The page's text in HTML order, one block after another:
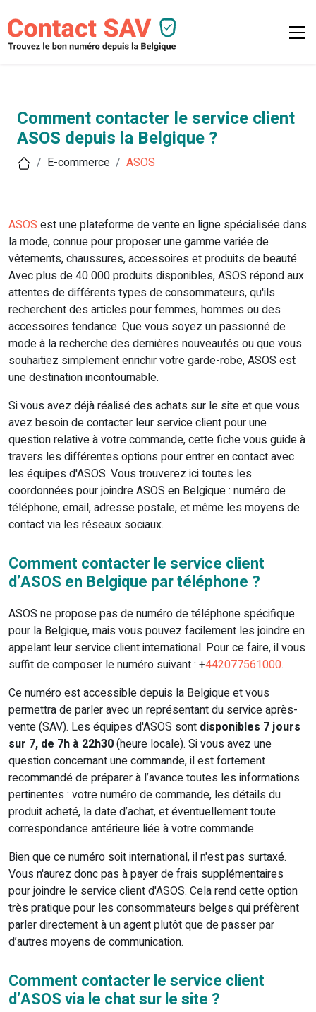
Comment contacter le service client
ASOS depuis la Belgique ?
E-commerce ASOS
ASOS est une plateforme de vente en ligne spécialisée dans
la mode, connue pour proposer une gamme variée de
vêtements, chaussures, accessoires et produits de beauté.
Avec plus de 40 000 produits disponibles, ASOS répond aux
attentes de différents types de consommateurs, qu'ils
recherchent des articles pour femmes, hommes ou des
accessoires tendance. Que vous soyez un passionné de
mode à la recherche des dernières nouveautés ou que vous
souhaitiez simplement enrichir votre garde-robe, ASOS est
une destination incontournable.
Si vous avez déjà réalisé des achats sur le site et que vous
avez besoin de contacter leur service client pour une
question relative à votre commande, cette fiche vous guide à
travers les différentes options pour entrer en contact avec
les équipes d'ASOS. Vous trouverez ici toutes les
coordonnées pour joindre ASOS en Belgique : numéro de
téléphone, email, adresse postale, et même les moyens de
contact via les réseaux sociaux.
Comment contacter le service client
d’ASOS en Belgique par téléphone ?
ASOS ne propose pas de numéro de téléphone spécifique
pour la Belgique, mais vous pouvez facilement les joindre en
appelant leur service client international. Pour ce faire, il vous
suffit de composer le numéro suivant : +442077561000.
Ce numéro est accessible depuis la Belgique et vous
permettra de parler avec un représentant du service après-
vente (SAV). Les équipes d'ASOS sont disponibles 7 jours
sur 7, de 7h à 22h30(heure locale). Si vous avez une
question concernant une commande, il est fortement
recommandé de préparer à l’avance toutes les informations
pertinentes : votre numéro de commande, les détails du
produit acheté, la date d’achat, et éventuellement toute
correspondance antérieure liée à votre commande.
Bien que ce numéro soit international, il n'est pas surtaxé.
Vous n'aurez donc pas à payer de frais supplémentaires
pour joindre le service client d'ASOS. Cela rend cette option
très pratique pour les consommateurs belges qui préfèrent
parler directement à un agent plutôt que de passer par
d’autres moyens de communication.
Comment contacter le service client
d’ASOS via le chat sur le site ?